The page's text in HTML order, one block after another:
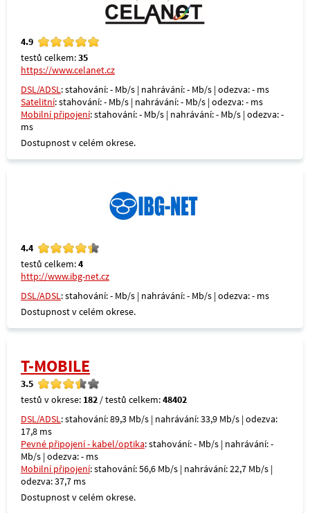
4.9
testů celkem:35
https://www.celanet.cz
DSL/ADSL: stahování: - Mb/s | nahrávání: - Mb/s | odezva: - ms
Satelitní: stahování: - Mb/s | nahrávání: - Mb/s | odezva: - ms
Mobilní připojení: stahování: - Mb/s | nahrávání: - Mb/s | odezva: -
ms
Dostupnost v celém okrese.
4.4
testů celkem:4
http://www.ibg-net.cz
DSL/ADSL: stahování: - Mb/s | nahrávání: - Mb/s | odezva: - ms
Dostupnost v celém okrese.
T-MOBILE
3.5
testů v okrese: 182 / testů celkem:48402
DSL/ADSL: stahování: 89,3 Mb/s | nahrávání: 33,9 Mb/s | odezva:
17,8 ms
Pevné připojení - kabel/optika: stahování: - Mb/s | nahrávání: -
Mb/s | odezva: - ms
Mobilní připojení: stahování: 56,6 Mb/s | nahrávání: 22,7 Mb/s |
odezva: 37,7 ms
Dostupnost v celém okrese.